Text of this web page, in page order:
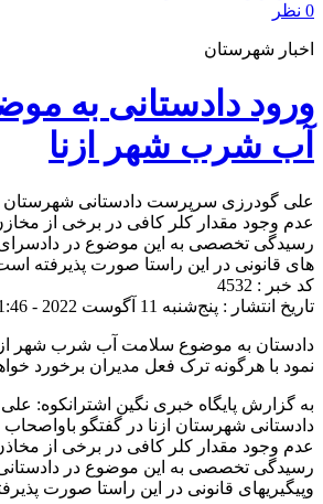
0 نظر
اخبار شهرستان
ورود دادستانی به
آب شرب شهر ازنا
علی گودرزی سرپرست دادستانی شهرستان
عدم وجود مقدار کلر کافی در برخی از
رسیدگی تخصصی به این موضوع در دادسرای
های قانونی در این راستا صورت پذیرفته
کد خبر : 4532
تاریخ انتشار : پنج‌شنبه 11 آگوست 2022 - 21:46
نمود با هرگونه ترک فعل مدیران برخورد
به گزارش پایگاه خبری نگین اشترانکوه:
دادستانی شهرستان ازنا در گفتگو
عدم وجود مقدار کلر کافی در برخی از
رسیدگی تخصصی به این موضوع در دادستانی
وپیگیریهای قانونی در این راستا صورت